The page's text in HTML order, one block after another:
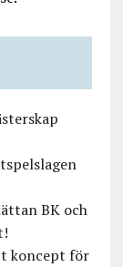
BK och
koncept för